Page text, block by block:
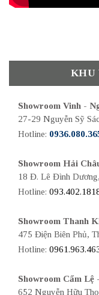
KHU
Showroom Vinh -
27-29 Nguyễn Sỹ
Hotline:
Showroom Hải
18 Đ. Lê Đình
Hotline:
Showroom Thanh
475 Điện Biên Phủ,
Hotline:
Showroom Cẩm Lệ
652 Nguyễn Hữu